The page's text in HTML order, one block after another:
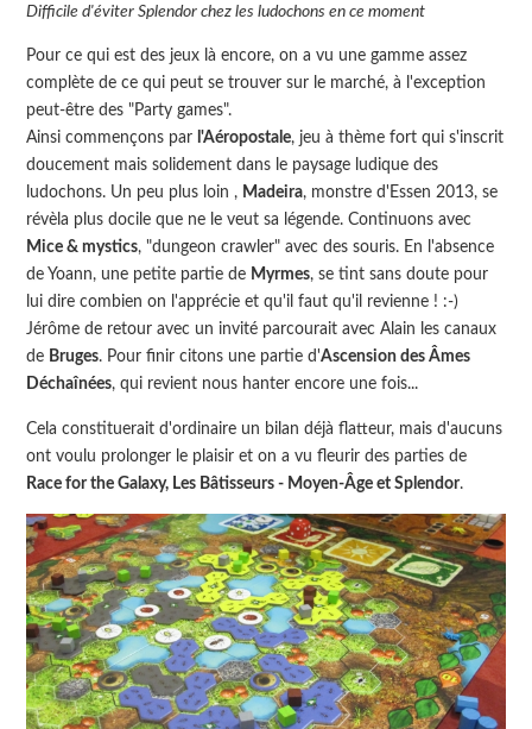
Difficile d'éviter Splendor chez les ludochons en ce moment
Pour ce qui est des jeux là encore, on a vu une gamme assez
complète de ce qui peut se trouver sur le marché, à l'exception
peut-être des "Party games".
Ainsi commençons par l'Aéropostale, jeu à thème fort qui s'inscrit
doucement mais solidement dans le paysage ludique des
ludochons. Un peu plus loin , Madeira, monstre d'Essen 2013, se
révèla plus docile que ne le veut sa légende. Continuons avec
Mice & mystics, "dungeon crawler" avec des souris. En l'absence
de Yoann, une petite partie de Myrmes, se tint sans doute pour
lui dire combien on l'apprécie et qu'il faut qu'il revienne ! :-)
Jérôme de retour avec un invité parcourait avec Alain les canaux
de Bruges. Pour finir citons une partie d'Ascension des Âmes
Déchaînées, qui revient nous hanter encore une fois...
Cela constituerait d'ordinaire un bilan déjà flatteur, mais d'aucuns
ont voulu prolonger le plaisir et on a vu fleurir des parties de
Race for the Galaxy, Les Bâtisseurs - Moyen-Âge et Splendor.